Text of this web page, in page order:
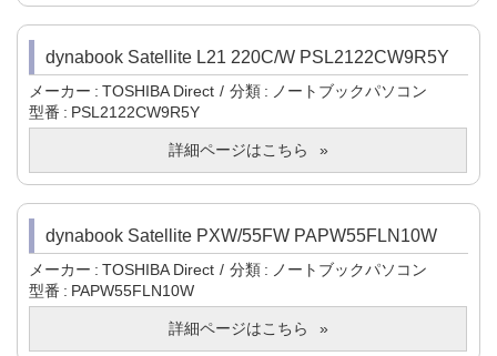
dynabook Satellite L21 220C/W PSL2122CW9R5Y
メーカー TOSHIBA Direct 分類
ノートブックパソコン
型番
PSL2122CW9R5Y
詳細ページはこちら
dynabook Satellite PXW/55FW PAPW55FLN10W
メーカー TOSHIBA Direct 分類
ノートブックパソコン
型番
PAPW55FLN10W
詳細ページはこちら